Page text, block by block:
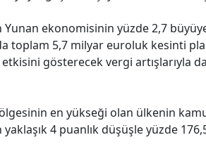
Yunan ekonomisinin yüzde 2,7
toplam 5,7 milyar euroluk kesinti
gösterecek vergi artışlarıyla
en yükseği olan ülkenin
yaklaşık 4 puanlık düşüşle yüzde